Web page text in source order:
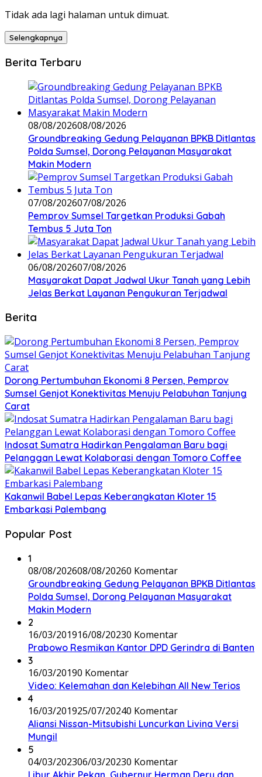
Tidak ada lagi halaman untuk dimuat.
Selengkapnya
Berita Terbaru
08/08/202608/08/2026
Groundbreaking Gedung Pelayanan BPKB Ditlantas
Polda Sumsel, Dorong Pelayanan Masyarakat
Makin Modern
07/08/202607/08/2026
Pemprov Sumsel Targetkan Produksi Gabah
Tembus 5 Juta Ton
06/08/202607/08/2026
Masyarakat Dapat Jadwal Ukur Tanah yang Lebih
Jelas Berkat Layanan Pengukuran Terjadwal
Berita
Dorong Pertumbuhan Ekonomi 8 Persen, Pemprov
Sumsel Genjot Konektivitas Menuju Pelabuhan Tanjung
Carat
Indosat Sumatra Hadirkan Pengalaman Baru bagi
Pelanggan Lewat Kolaborasi dengan Tomoro Coffee
Kakanwil Babel Lepas Keberangkatan Kloter 15
Embarkasi Palembang
Popular Post
1
08/08/202608/08/20260 Komentar
Groundbreaking Gedung Pelayanan BPKB Ditlantas
Polda Sumsel, Dorong Pelayanan Masyarakat
Makin Modern
2
16/03/201916/08/20230 Komentar
Prabowo Resmikan Kantor DPD Gerindra di Banten
3
16/03/20190 Komentar
Video: Kelemahan dan Kelebihan All New Terios
4
16/03/201925/07/20240 Komentar
Aliansi Nissan-Mitsubishi Luncurkan Livina Versi
Mungil
5
04/03/202306/03/20230 Komentar
Libur Akhir Pekan, Gubernur Herman Deru dan